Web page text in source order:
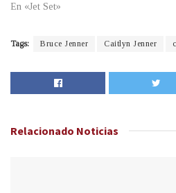
En «Jet Set»
Tags: Bruce Jenner Caitlyn Jenner
Relacionado Noticias